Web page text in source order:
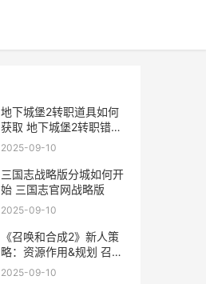
地下城堡2转职道具如何
获取 地下城堡2转职错了
能改吗
2025-09-10
三国志战略版分城如何开
始 三国志官网战略版
2025-09-10
《召唤和合成2》新人策
略：资源作用&规划 召唤
与合成 知乎
2025-09-10